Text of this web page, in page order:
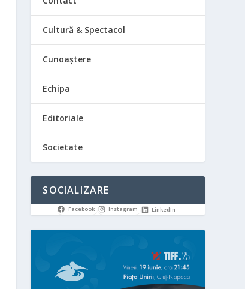
Cultură & Spectacol
Cunoaștere
Echipa
Editoriale
Societate
SOCIALIZARE
Facebook Instagram LinkedIn